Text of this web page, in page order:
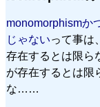
monomorphismか
じゃないって事は
存在するとは限ら
が存在するとは限
な……